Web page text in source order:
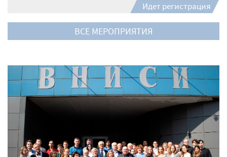
Идет регистрация
ВСЕ МЕРОПРИЯТИЯ